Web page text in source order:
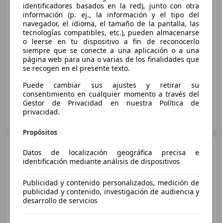
€ 22.990
Sin comparación
11/2021 53.000 km
Electro/Gasolina
132 kW (179 CV)
FLEXICAR VITORIA
ES-01013 Vitoria-Gasteiz
Toyota Corolla
1.8 125H
ACTIVE TECH E-CVT SEDAN
€ 18.475
identificadores basados en la red), junto con otra
información (p. ej., la información y el tipo del
navegador, el idioma, el tamaño de la pantalla, las
tecnologías compatibles, etc.), pueden almacenarse
o leerse en tu dispositivo a fin de reconocerlo
siempre que se conecte a una aplicación o a una
página web para una o varias de los finalidades que
se recogen en el presente texto.
Puede cambiar sus ajustes y retirar su
consentimiento en cualquier momento a través del
Gestor de Privacidad en nuestra Política de
privacidad.
Propósitos
Datos de localización geográfica precisa e
identificación mediante análisis de dispositivos
Publicidad y contenido personalizados, medición de
publicidad y contenido, investigación de audiencia y
desarrollo de servicios